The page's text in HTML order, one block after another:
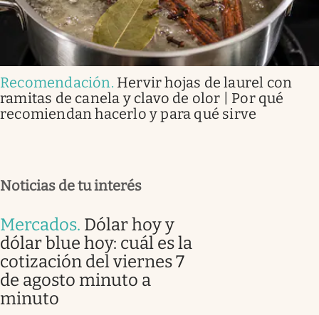
Recomendación. Hervir hojas de laurel con
ramitas de canela y clavo de olor | Por qué
recomiendan hacerlo y para qué sirve
Noticias de tu interés
Mercados. Dólar hoy y
dólar blue hoy: cuál es la
cotización del viernes 7
de agosto minuto a
minuto